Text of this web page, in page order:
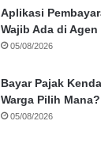
Aplikasi
Wajib Ada di Agen
05/08/2026
Bayar Pajak
Warga Pilih Mana?
05/08/2026